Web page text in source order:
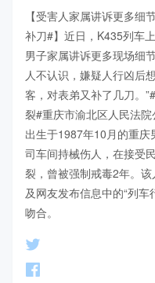
【受害人家属讲诉更多细
补刀#】近日，K435列车
男子家属讲诉更多现场细
人不认识，嫌疑人行凶后
客，对表弟又补了几刀。
裂#重庆市渝北区人民法
出生于1987年10月的重庆
司车间持械伤人，在接受
裂，曾被强制戒毒2年。
及网友发布信息中的“列
吻合。